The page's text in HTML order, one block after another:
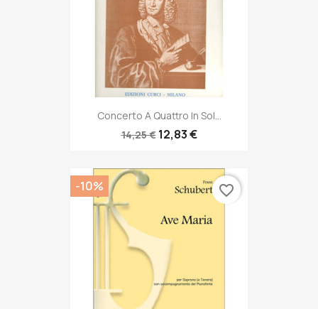
Concerto A Quattro In Sol...
14,25 € 12,83 €
-10% favorite_border